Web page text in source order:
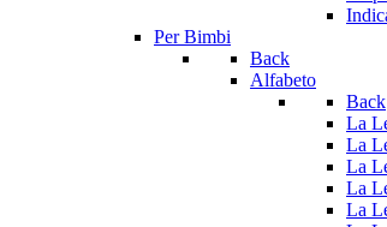
Per Bimbi
Back
Alfabeto
Back
La
La
La
La
La